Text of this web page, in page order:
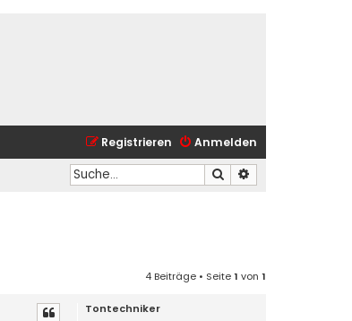
Anmelden
Registrieren
Suche
4 Beiträge • Seite1 von 1
Tontechniker